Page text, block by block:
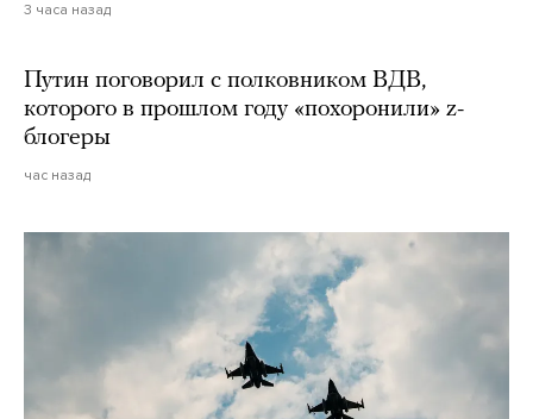
3 часа назад
Путин поговорил с полковником ВДВ,
которого в прошлом году «похоронили» z-
блогеры
час назад